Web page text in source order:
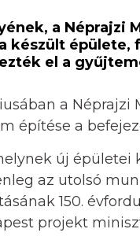
a Néprajzi
készült épülete,
el a
a Néprajzi
építése a
új épületei
az utolsó
150.
projekt